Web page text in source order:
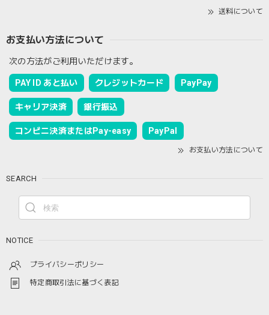
送料について
お支払い方法について
次の方法がご利用いただけます。
PAY ID あと払い クレジットカード PayPay
キャリア決済 銀行振込
コンビニ決済またはPay-easy PayPal
お支払い方法について
SEARCH
NOTICE
プライバシーポリシー
特定商取引法に基づく表記